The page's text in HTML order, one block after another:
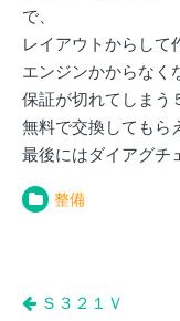
で、
レイアウトからして
エンジンかからなく
保証が切れてしまう
無料で交換してもら
最後にはダイアグチ
整備
投Ｓ３２１Ｖ